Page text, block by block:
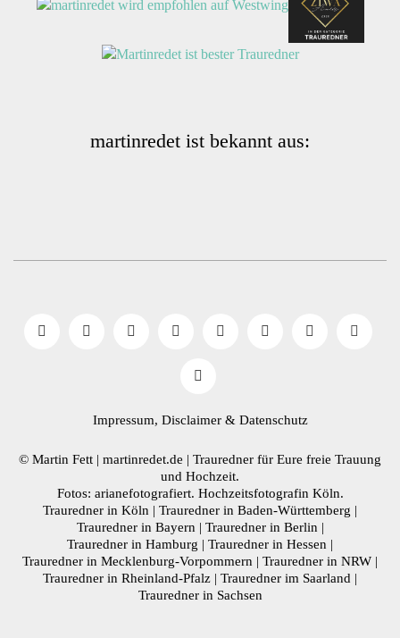
martinredet ist bekannt aus:
Impressum, Disclaimer & Datenschutz
© Martin Fett | martinredet.de | Trauredner für Eure freie Trauung
und Hochzeit.
Fotos: arianefotografiert. Hochzeitsfotografin Köln.
Trauredner in Köln | Trauredner in Baden-Württemberg |
Trauredner in Bayern | Trauredner in Berlin |
Trauredner in Hamburg | Trauredner in Hessen |
Trauredner in Mecklenburg-Vorpommern | Trauredner in NRW |
Trauredner in Rheinland-Pfalz | Trauredner im Saarland |
Trauredner in Sachsen